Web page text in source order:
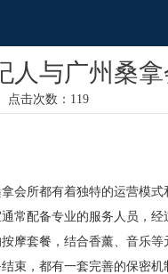
人与广州桑
点击次数：119
会所都有着独特的运营模式
常配备专业的服务人员，
摩套餐，结合香薰、音乐
束，都有一套完善的保密机